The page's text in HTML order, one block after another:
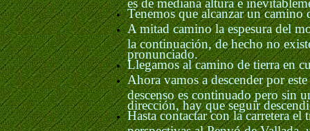
Tenemos que alcanzar un camino
A mitad camino la espesura del
la continuación, de hecho no
pronunciado.
Llegamos al camino de tierra en
Ahora vamos a descender por
descenso es continuado pero sin
dirección, hay que seguir
Hasta contactar con la carretera
perspectivas al Penyó de Vallada,